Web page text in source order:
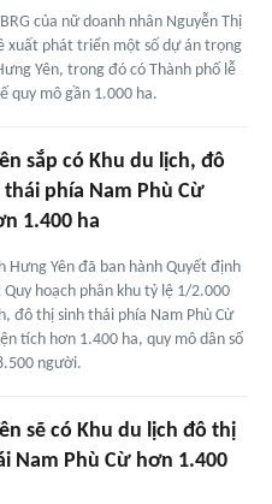
của nữ doanh nhân Nguyễn Thị
xuất phát triển một số dự án trọng
Yên, trong đó có Thành phố lễ
quy mô gần 1.000 ha.
sắp có Khu du lịch, đô
phía Nam Phù Cừ
1.400 ha
Hưng Yên đã ban hành Quyết định
Quy hoạch phân khu tỷ lệ 1/2.000
đô thị sinh thái phía Nam Phù Cừ
tích hơn 1.400 ha, quy mô dân số
người.
sẽ có Khu du lịch đô thị
Nam Phù Cừ hơn 1.400